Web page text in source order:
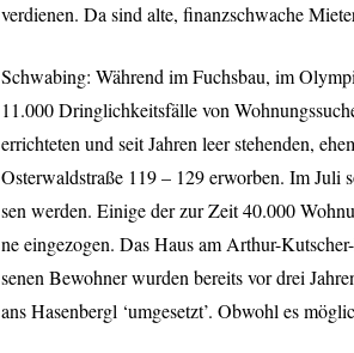
verdienen. Da sind alte, finanzschwache
Schwabing: Während im Fuchsbau, im
11.000 Dringlichkeitsfälle von
errichteten und seit Jahren leer stehenden,
Osterwaldstraße 119 – 129 erworben. Im Juli
sen werden. Einige der zur Zeit 40.000
ne eingezogen. Das Haus am Arthur-
senen Bewohner wurden bereits vor drei
ans Hasenbergl ‘umgesetzt’. Obwohl es